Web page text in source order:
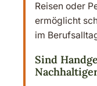
Reisen oder
ermöglicht
im
Sind